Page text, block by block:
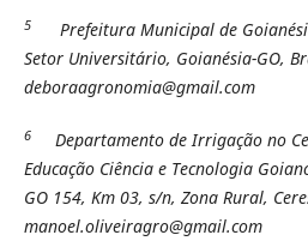
5 Prefeitura Municipal de
Setor Universitário, Goianésia-GO,
deboraagronomia@gmail.com
6Departamento de Irrigação no
Educação Ciência e Tecnologia
GO 154, Km 03, s/n, Zona Rural,
manoel.oliveiragro@gmail.com